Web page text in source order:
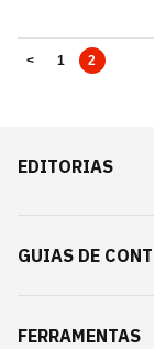
< 1 2
EDITORIAS
GUIAS DE
FERRAMENTAS